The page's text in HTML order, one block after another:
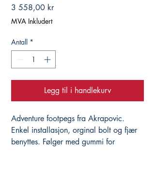
3 558,00 krPris
MVA Inkludert
Antall *
Legg til i handlekurv
Adventure footpegs fra Akrapovic.
Enkel installasjon, orginal bolt og fjær
benyttes. Følger med gummi for